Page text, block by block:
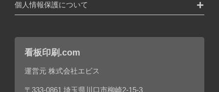
個人情報保護について
看板印刷.com
運営元 株式会社エビス
〒333-0861 埼玉県川口市柳崎2-15-3